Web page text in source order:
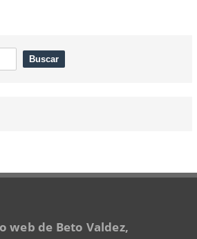
web de Beto Valdez,